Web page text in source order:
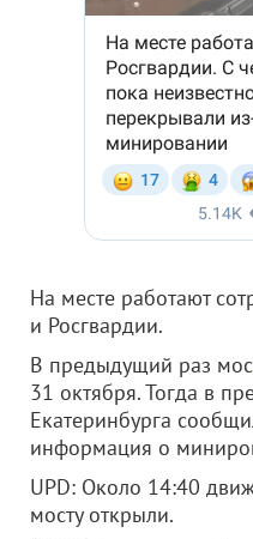
На месте работают
и Росгвардии.
В предыдущий раз
31 октября. Тогда в
Екатеринбурга
информация о
UPD: Около 14:40
мосту открыли.